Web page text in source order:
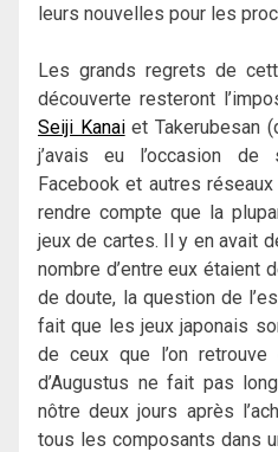
leurs nouvelles pour les
Les grands regrets de
découverte resteront
Seiji Kanaiet Takerubesan
j’avais eu l’occasion de
Facebook et autres
rendre compte que la
jeux de cartes. Il y en avait
nombre d’entre eux étaient
de doute, la question de
fait que les jeux japonais
de ceux que l’on
d’Augustus ne fait pas
nôtre deux jours après
tous les composants dans